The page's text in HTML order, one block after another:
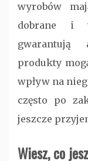
wyrobów
dobrane i
gwarantują
produkty
wpływ na
często po
jeszcze
Wiesz, co jesz